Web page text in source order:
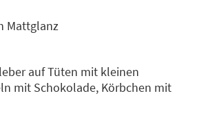
Mattglanz
auf Tüten mit kleinen
mit Schokolade, Körbchen mit